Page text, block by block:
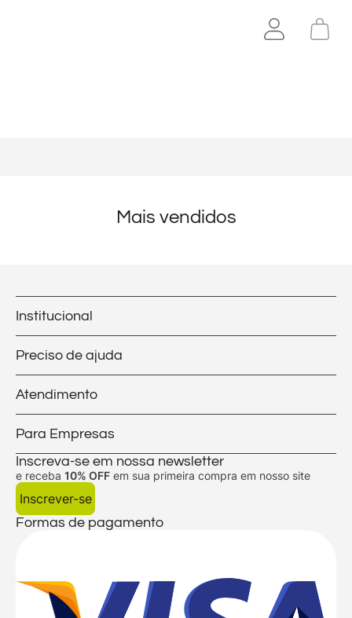
Mais vendidos
Institucional
Preciso de ajuda
Atendimento
Para Empresas
Inscreva-se em nossa newsletter
e receba 10% OFF em sua primeira compra em nosso site
Inscrever-se
Formas de pagamento